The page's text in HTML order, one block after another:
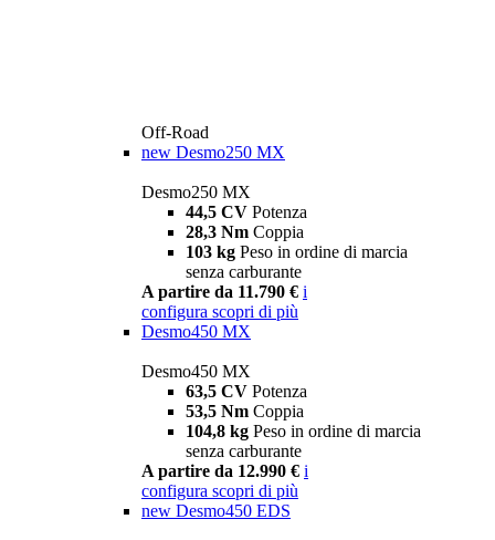
Off-Road
new Desmo250 MX
Desmo250 MX
44,5 CV Potenza
28,3 Nm Coppia
103 kg Peso in ordine di marcia
senza carburante
A partire da 11.790 € i
configura scopri di più
Desmo450 MX
Desmo450 MX
63,5 CV Potenza
53,5 Nm Coppia
104,8 kg Peso in ordine di marcia
senza carburante
A partire da 12.990 € i
configura scopri di più
new Desmo450 EDS